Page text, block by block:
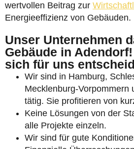
wertvollen Beitrag zur
Energieeffizienz von Gebäuden.
Unser Unternehmen
Gebäude in
sich für uns
Wir sind in Hamburg,
Mecklenburg-Vorpommern
tätig. Sie profitieren von
Keine Lösungen von der
alle Projekte einzeln.
Wir sind für gute